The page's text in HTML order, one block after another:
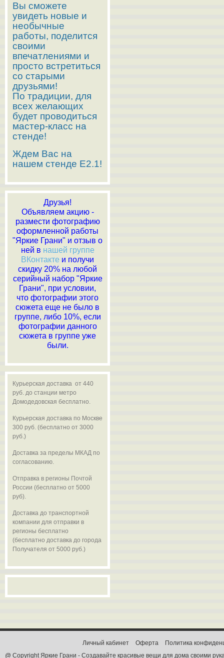
Вы сможете
увидеть новые и
необычные
работы, поделится
своими
впечатлениями и
просто встретиться
со старыми
друзьями!
По традиции, для
всех желающих
будет проводиться
мастер-класс на
стенде!
Ждем Вас на
нашем стенде E2.1!
Друзья!
Объявляем акцию -
размести фотографию
оформленной работы
"Яркие Грани" и отзыв о
ней в нашей группе
ВКонтакте и получи
скидку 20% на любой
серийный набор "Яркие
Грани", при условии,
что фотографии этого
сюжета еще не было в
группе, либо 10%, если
фотографии данного
сюжета в группе уже
были.
Курьерская доставка от 440
руб. до станции метро
Домодедовская бесплатно.
Курьерская доставка по Москве
300 руб. (бесплатно от 3000
руб.)
Доставка за пределы МКАД по
согласованию.
Отправка в регионы Почтой
России (бесплатно от 5000
руб).
Доставка до транспортной
компании для отправки в
регионы бесплатно
(бесплатно доставка до города
Получателя от 5000 руб.)
@ Copyright Яркие Грани - Создавайте красивые вещи для дома своими
Личный кабинет Оферта Политика